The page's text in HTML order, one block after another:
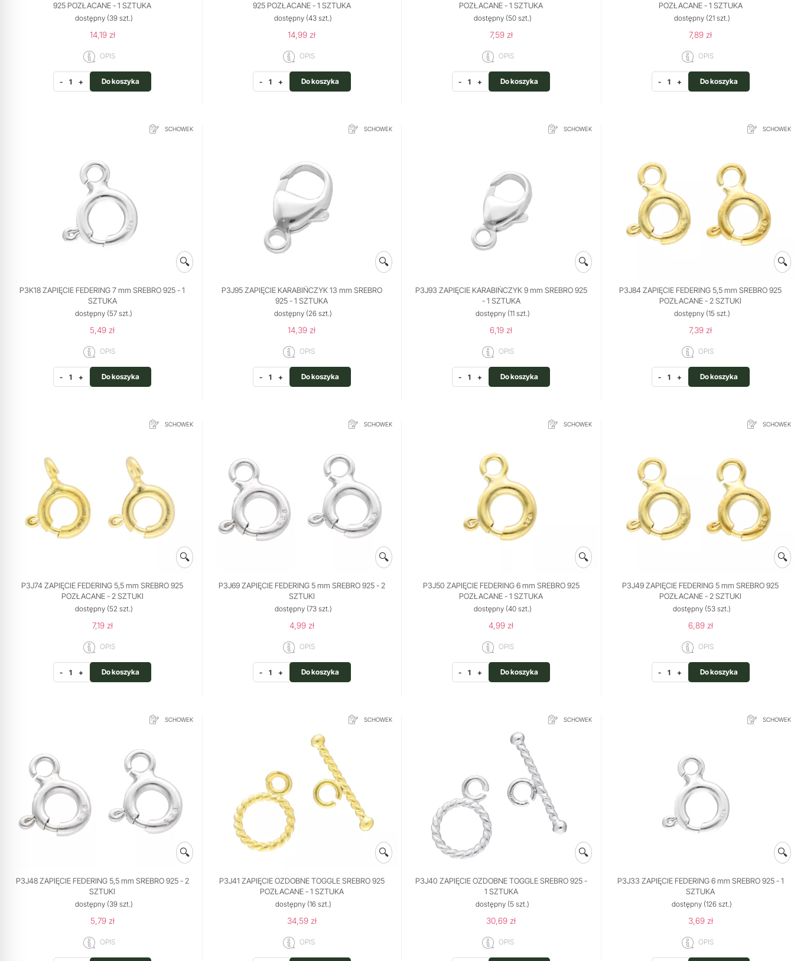
925 POZŁACANE - 1 SZTUKA
dostępny(39 szt.)
14,19 zł
OPIS
- + Do koszyka
925 POZŁACANE - 1 SZTUKA
dostępny (43 szt.)
14,99 zł
OPIS
- + Do koszyka
POZŁACANE - 1 SZTUKA
dostępny(50 szt.)
7,59 zł
OPIS
- + Do koszyka
POZŁACANE - 1 SZTUKA
dostępny(21 szt.)
7,89 zł
OPIS
- + Do koszyka
SCHOWEK
🔍
P3K18 ZAPIĘCIE FEDERING 7 mm SREBRO 925 - 1
SZTUKA
dostępny (57 szt.)
5,49 zł
OPIS
- + Do koszyka
SCHOWEK
🔍
P3J95 ZAPIĘCIE KARABIŃCZYK 13 mm SREBRO
925 - 1 SZTUKA
dostępny (26 szt.)
14,39 zł
OPIS
- + Do koszyka
SCHOWEK
🔍
P3J93 ZAPIĘCIE KARABIŃCZYK 9 mm SREBRO 925
- 1 SZTUKA
dostępny(11 szt.)
6,19 zł
OPIS
- + Do koszyka
SCHOWEK
🔍
P3J84 ZAPIĘCIE FEDERING 5,5 mm SREBRO 925
POZŁACANE - 2 SZTUKI
dostępny(15 szt.)
7,39 zł
OPIS
- + Do koszyka
SCHOWEK
🔍
P3J74 ZAPIĘCIE FEDERING 5,5 mm SREBRO 925
POZŁACANE - 2 SZTUKI
dostępny(52 szt.)
7,19 zł
OPIS
- + Do koszyka
SCHOWEK
🔍
P3J69 ZAPIĘCIE FEDERING 5 mm SREBRO 925 - 2
SZTUKI
dostępny(73 szt.)
4,99 zł
OPIS
- + Do koszyka
SCHOWEK
🔍
P3J50 ZAPIĘCIE FEDERING 6 mm SREBRO 925
POZŁACANE - 1 SZTUKA
dostępny(40 szt.)
4,99 zł
OPIS
- + Do koszyka
SCHOWEK
🔍
P3J49 ZAPIĘCIE FEDERING 5 mm SREBRO 925
POZŁACANE - 2 SZTUKI
dostępny (53 szt.)
6,89 zł
OPIS
- + Do koszyka
SCHOWEK
🔍
P3J48 ZAPIĘCIE FEDERING 5,5 mm SREBRO 925 - 2
SZTUKI
dostępny(39 szt.)
5,79 zł
OPIS
SCHOWEK
🔍
P3J41 ZAPIĘCIE OZDOBNE TOGGLE SREBRO 925
POZŁACANE - 1 SZTUKA
dostępny(16 szt.)
34,59 zł
OPIS
SCHOWEK
🔍
P3J40 ZAPIĘCIE OZDOBNE TOGGLE SREBRO 925 -
1 SZTUKA
dostępny (5 szt.)
30,69 zł
OPIS
SCHOWEK
🔍
P3J33 ZAPIĘCIE FEDERING 6 mm SREBRO 925 - 1
SZTUKA
dostępny (126 szt.)
3,69 zł
OPIS